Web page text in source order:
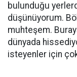
bulunduğu
düşünüyorum.
muhteşem.
dünyada
isteyenler için